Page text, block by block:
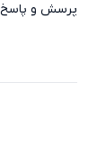
پرسش و پاسخ